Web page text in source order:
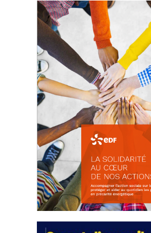
La prévention des conflits
d’intérêts
18 septembre 2023
FEUILLETER